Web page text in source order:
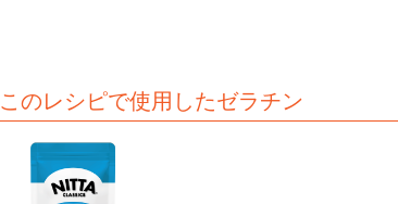
このレシピで使用したゼラチン